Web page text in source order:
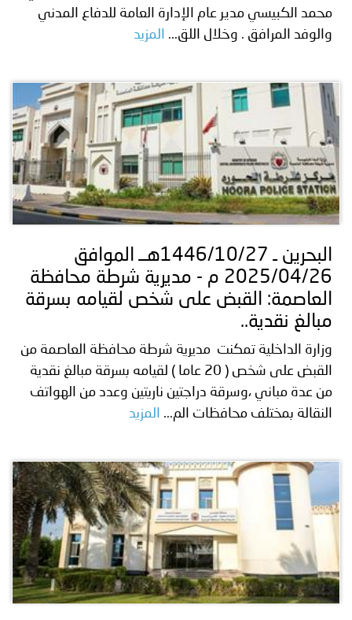
محمد الكبيسي مدير عام الإدارة العامة للدفاع المدني
والوفد المرافق . وخلال اللق...
المزيد
البحرين ـ 1446/10/27هــ الموافق
2025/04/26 م - مديرية شرطة محافظة
العاصمة: القبض على شخص لقيامه بسرقة
مبالغ نقدية..
وزارة الداخلية تمكنت مديرية شرطة محافظة العاصمة من
القبض على شخص ( 20 عاما ) لقيامه بسرقة مبالغ نقدية
من عدة مباني ،وسرقة دراجتين ناريتين وعدد من الهواتف
النقالة بمختلف محافظات الم...
المزيد